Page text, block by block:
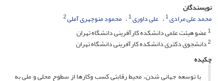
نویسندگان
محمد علی مرادی1 علی داوری1 محمود منوچهری آملی2
1عضو هیئت علمی دانشکده کارآفرینی دانشگاه تهران
2دانشجوی دکتری دانشکده کارآفرینی دانشگاه تهران
چکیده
با توسعه جهانی شدن، محیط رقابتی کسب وکارها از سطوح محلی و ملی به